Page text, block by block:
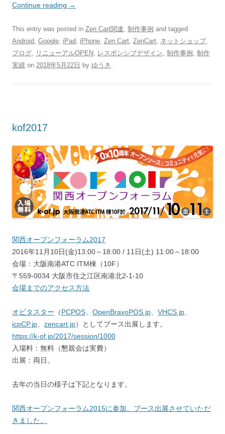
Continue reading →
This entry was posted in Zen Cart関連, 制作事例 and tagged
Android, Google, iPad, iPhone, Zen Cart, ZenCart, ネットショップ,
ブログ, リニューアルOPEN, レスポンシブデザイン, 制作事例 , 制作
実績 on 2018年5月22日 by ゆうき .
kof2017
関西オープンフォーラム2017
2016年11月10日(金)13:00～18:00 / 11日(土) 11:00～18:00
会場：大阪南港ATC ITM棟（10F）
〒559-0034 大阪市住之江区南港北2-1-10
会場までのアクセス方法
オビタスター （PCPOS OpenBravoPOS.jp VHCS.jp
icpCP.jp
zencart.jp）としてブース出展します。
https://k-of.jp/2017/session/1000
入場料：無料（懇親会は実費）
出展：両日。
去年の当日の様子は下記となります。
関西オープンフォーラム2015に参加、ブース出展させていただ
きました。